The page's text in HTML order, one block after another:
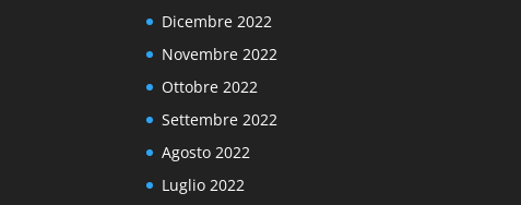
Dicembre 2022
Novembre 2022
Ottobre 2022
Settembre 2022
Agosto 2022
Luglio 2022